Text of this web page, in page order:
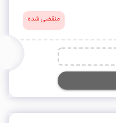
منقضی شده